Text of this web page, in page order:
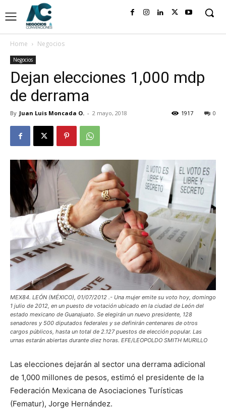
Home Negocios
Negocios
Dejan elecciones 1,000 mdp
de derrama
By Juan Luis Moncada O. - 2 mayo, 2018 0
1917
MEX84. LEÓN (MÉXICO), 01/07/2012 .- Una mujer emite su voto hoy, domingo
1 julio de 2012, en un puesto de votación ubicado en la ciudad de León del
estado mexicano de Guanajuato. Se elegirán un nuevo presidente, 128
senadores y 500 diputados federales y se definirán centenares de otros
cargos públicos, hasta un total de 2.127 puestos de elección popular. Las
urnas estarán abiertas durante diez horas. EFE/LEOPOLDO SMITH MURILLO
Las elecciones dejarán al sector una derrama adicional
de 1,000 millones de pesos, estimó el presidente de la
Federación Mexicana de Asociaciones Turísticas
(Fematur), Jorge Hernández.